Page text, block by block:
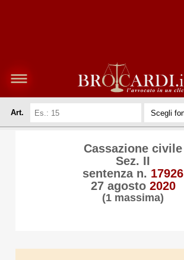
Art.
Cassazione civile
Sez. II
sentenza n. 17926
27 agosto 2020
(1 massima)